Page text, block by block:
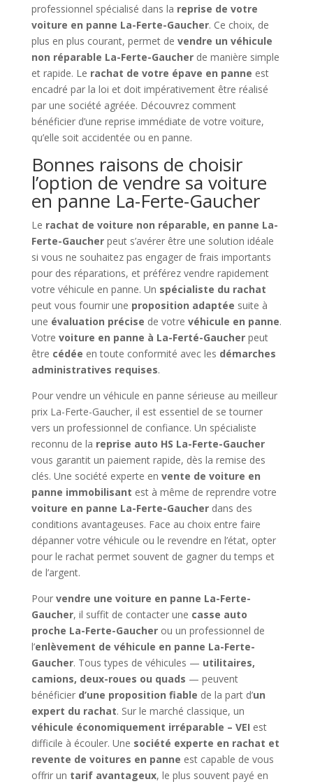
professionnel spécialisé dans la reprise de votre
voiture en panne La-Ferte-Gaucher. Ce choix, de
plus en plus courant, permet de vendre un véhicule
non réparable La-Ferte-Gaucherde manière simple
et rapide. Le rachat de votre épave en panne est
encadré par la loi et doit impérativement être réalisé
par une société agréée. Découvrez comment
bénéficier d’une reprise immédiate de votre voiture,
qu’elle soit accidentée ou en panne.
Bonnes raisons de choisir
l’option de vendre sa voiture
en panne La-Ferte-Gaucher
Le rachat de voiture non réparable, en panne La-
Ferte-Gaucherpeut s’avérer être une solution idéale
si vous ne souhaitez pas engager de frais importants
pour des réparations, et préférez vendre rapidement
votre véhicule en panne. Un spécialiste du rachat
peut vous fournir une proposition adaptée suite à
une évaluation précise de votre véhicule en panne.
Votre voiture en panne à La-Ferté-Gaucherpeut
être cédée en toute conformité avec les démarches
administratives requises.
Pour vendre un véhicule en panne sérieuse au meilleur
prix La-Ferte-Gaucher, il est essentiel de se tourner
vers un professionnel de confiance. Un spécialiste
reconnu de la reprise auto HS La-Ferte-Gaucher
vous garantit un paiement rapide, dès la remise des
clés. Une société experte en vente de voiture en
panne immobilisant est à même de reprendre votre
voiture en panne La-Ferte-Gaucherdans des
conditions avantageuses. Face au choix entre faire
dépanner votre véhicule ou le revendre en l’état, opter
pour le rachat permet souvent de gagner du temps et
de l’argent.
Pour vendre une voiture en panne La-Ferte-
Gaucher, il suffit de contacter une casse auto
proche La-Ferte-Gaucherou un professionnel de
l’enlèvement de véhicule en panne La-Ferte-
Gaucher. Tous types de véhicules — utilitaires,
camions, deux-roues ou quads — peuvent
bénéficier d’une proposition fiable de la part d’un
expert du rachat. Sur le marché classique, un
véhicule économiquement irréparable – VEI est
difficile à écouler. Une société experte en rachat et
revente de voitures en panne est capable de vous
offrir un tarif avantageux, le plus souvent payé en